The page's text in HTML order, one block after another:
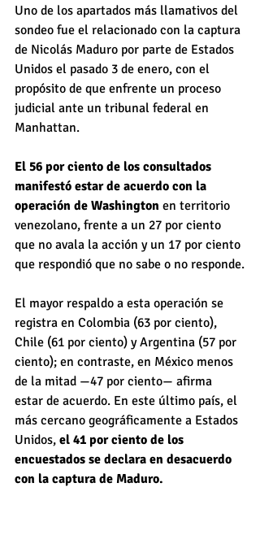
Uno de los apartados más llamativos del
sondeo fue el relacionado con la captura
de Nicolás Maduro por parte de Estados
Unidos el pasado 3 de enero, con el
propósito de que enfrente un proceso
judicial ante un tribunal federal en
Manhattan.
El 56 por ciento de los consultados
manifestó estar de acuerdo con la
operación de Washington en territorio
venezolano, frente a un 27 por ciento
que no avala la acción y un 17 por ciento
que respondió que no sabe o no responde.
El mayor respaldo a esta operación se
registra en Colombia (63 por ciento),
Chile (61 por ciento) y Argentina (57 por
ciento); en contraste, en México menos
de la mitad —47 por ciento— afirma
estar de acuerdo. En este último país, el
más cercano geográficamente a Estados
Unidos, el 41 por ciento de los
encuestados se declara en desacuerdo
con la captura de Maduro.